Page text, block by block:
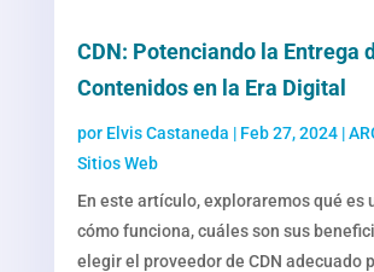
CDN: Potenciando la Entrega
Contenidos en la Era Digital
por Elvis Castaneda | Feb 27, 2024|
Sitios Web
En este artículo, exploraremos qué es
cómo funciona, cuáles son sus
elegir el proveedor de CDN adecuado